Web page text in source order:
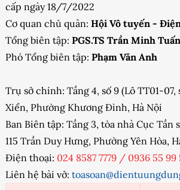
cấp ngày 18/7/2022
Cơ quan chủ quản: Hội Vô tuyến -
Tổng biên tập: PGS.TS Trần Minh Tuấn
Phó Tổng biên tập: Phạm Văn Anh
Trụ sở chính: Tầng 4, số 9 (Lô TT01-07,
Xiển, Phường Khương Đình, Hà Nội
Ban Biên tập: Tầng 3, tòa nhà Cục Tần
115 Trần Duy Hưng, Phường Yên Hòa,
Điện thoại: 024 8587 7779 / 0936 55 99
Liên hệ bài vở: